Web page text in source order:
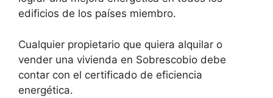
edificios de los países miembro.
Cualquier propietario que quiera alquilar o
vender una vivienda en Sobrescobio debe
contar con el certificado de eficiencia
energética.